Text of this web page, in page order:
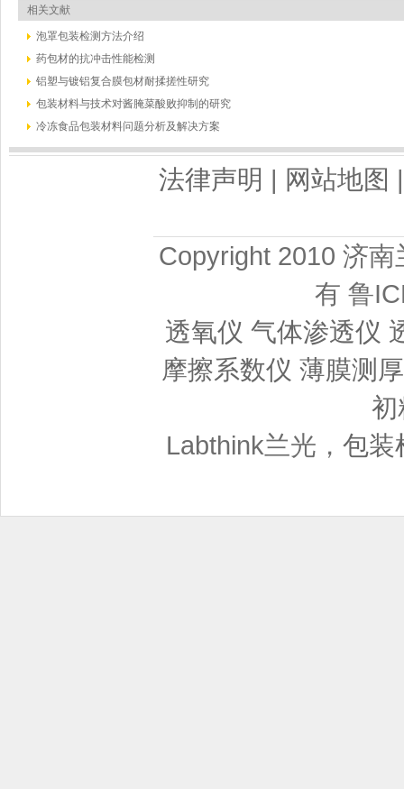
相关文献
泡罩包装检测方法介绍
药包材的抗冲击性能检测
铝塑与镀铝复合膜包材耐揉搓性研究
包装材料与技术对酱腌菜酸败抑制的研究
冷冻食品包装材料问题分析及解决方案
法律声明 | 网站地图
Copyright 2010 济
有 鲁
透氧仪 气体渗透仪
摩擦系数仪 薄膜测
初
Labthink兰光， 包装